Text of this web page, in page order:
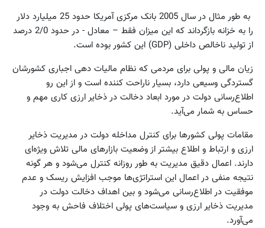
به طور مثال در سال 2005 بانک مرکزی آمریکا حدود 25 میلیارد دلار
را به خزانه بازگرداند که این میزان فقط – معادل - در حدود 2/0 درصد
از تولید ناخالص داخلی (GDP) این کشور بوده است.
زیان مالی و پولی برای مردمی که نظام مالیات دهی اجباری کشورشان
گستردگی وسیعی دارد، بسیار ناراحت کننده است و از این رو
اطلاع‌رسانی دولت در مورد ابعاد دخالت در ذخایر ارزی کاری مهم و
حساس به شمار می‌آید.
مقامات پولی کشورها برای کنترل مداخله دولت در مدیریت ذخایر
ارزی و ارتباط و اطلاع‌ بیشتر از وضعیت بازارهای مالی تلاش ویژه‌ای
دارند. اعمال دقیق مدیریت به طور روزانه کنترل می‌شود و هر گونه
نتیجه منفی در اعمال این استراتژی‌ها موجب افزایش ریسک و عدم
موفقیت در اطلاع‌رسانی می‌شود و بین اهداف دخالت دولت در
مدیریت ذخایر ارزی و سیاست‌های پولی اختلاف فاحش به وجود
می‌آورد.